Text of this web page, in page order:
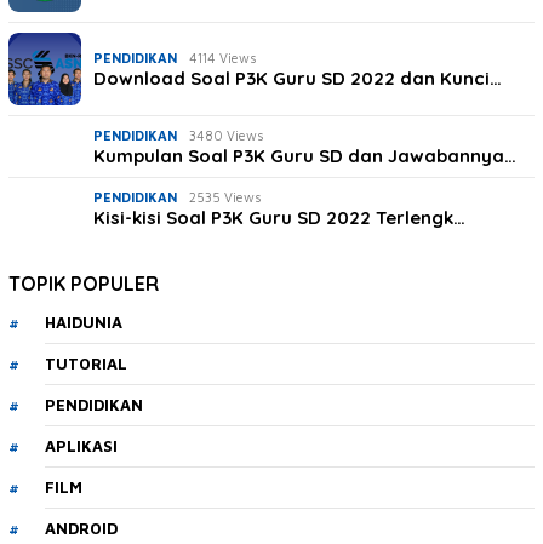
PENDIDIKAN 4114 Views
Download Soal P3K Guru SD 2022 dan Kunci…
PENDIDIKAN 3480 Views
Kumpulan Soal P3K Guru SD dan Jawabannya…
PENDIDIKAN 2535 Views
Kisi-kisi Soal P3K Guru SD 2022 Terlengk…
TOPIK POPULER
HAIDUNIA
TUTORIAL
PENDIDIKAN
APLIKASI
FILM
ANDROID